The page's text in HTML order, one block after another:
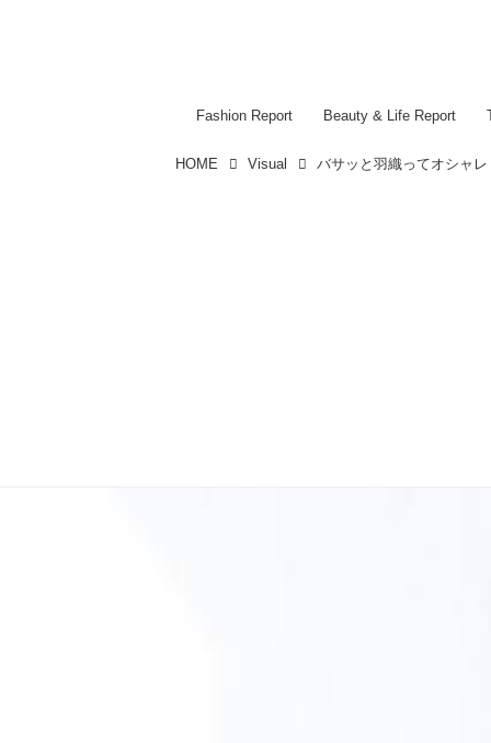
Fashion Report Beauty & Life Report
HOME Visual